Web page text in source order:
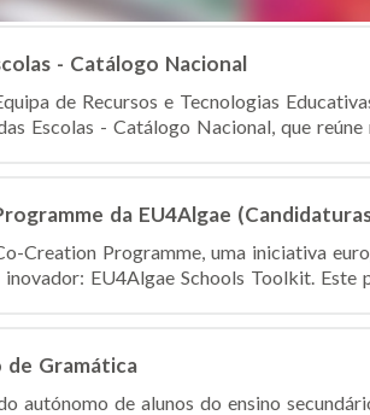
- Catálogo Nacional
de Recursos e Tecnologias
Escolas - Catálogo Nacional, que reúne
da EU4Algae
Creation Programme, uma iniciativa
EU4Algae Schools Toolkit. Este
Gramática
autónomo de alunos do ensino